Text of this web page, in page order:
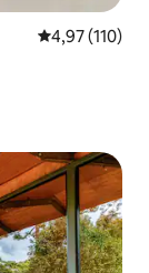
4,97 av 5 i
4,97 (110)